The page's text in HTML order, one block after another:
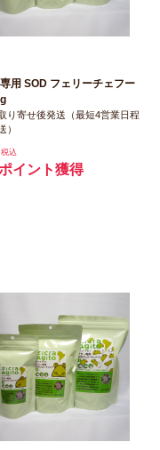
用 SOD フェリーチェフー
り寄せ後発送（最短4営業日程
）
税込
イント獲得